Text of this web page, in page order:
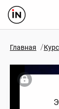
Главная /